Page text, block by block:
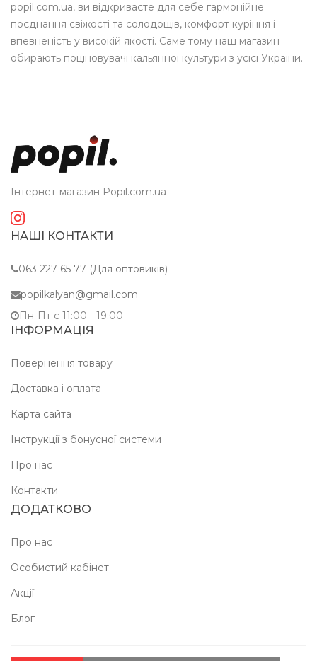
popil.com.ua, ви відкриваєте для себе гармонійне
поєднання свіжості та солодощів, комфорт куріння і
впевненість у високій якості. Саме тому наш магазин
обирають поціновувачі кальянної культури з усієї України.
Інтернет-магазин Popil.com.ua
НАШІ КОНТАКТИ
063 227 65 77 (Для оптовиків)
popilkalyan@gmail.com
Пн-Пт c 11:00 - 19:00
ІНФОРМАЦІЯ
Повернення товару
Доставка і оплата
Карта сайта
Інструкції з бонусної системи
Про нас
Контакти
ДОДАТКОВО
Про нас
Особистий кабінет
Акції
Блог